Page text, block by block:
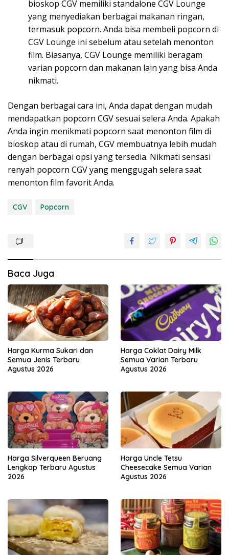
bioskop CGV memiliki standalone CGV Lounge
yang menyediakan berbagai makanan ringan,
termasuk popcorn. Anda bisa membeli popcorn di
CGV Lounge ini sebelum atau setelah menonton
film. Biasanya, CGV Lounge memiliki beragam
varian popcorn dan makanan lain yang bisa Anda
nikmati.
Dengan berbagai cara ini, Anda dapat dengan mudah
mendapatkan popcorn CGV sesuai selera Anda. Apakah
Anda ingin menikmati popcorn saat menonton film di
bioskop atau di rumah, CGV membuatnya lebih mudah
dengan berbagai opsi yang tersedia. Nikmati sensasi
renyah popcorn CGV yang menggugah selera saat
menonton film favorit Anda.
CGV Popcorn
Baca Juga
Harga Kurma Sukari dan
Semua Jenis Terbaru
Agustus 2026
Harga Coklat Dairy Milk
Semua Varian Terbaru
Agustus 2026
Harga Silverqueen Beruang
Lengkap Terbaru Agustus
2026
Harga Uncle Tetsu
Cheesecake Semua Varian
Agustus 2026